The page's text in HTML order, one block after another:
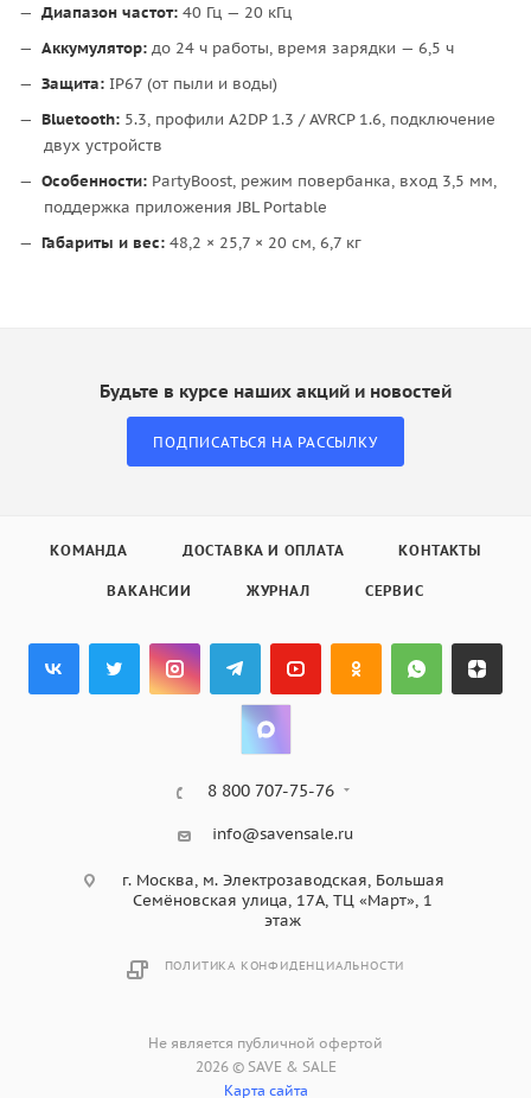
Диапазон частот: 40 Гц — 20 кГц
Аккумулятор: до 24 ч работы, время зарядки — 6,5 ч
Защита: IP67 (от пыли и воды)
Bluetooth: 5.3, профили A2DP 1.3 / AVRCP 1.6, подключение
двух устройств
Особенности: PartyBoost, режим повербанка, вход 3,5 мм,
поддержка приложения JBL Portable
Габариты и вес: 48,2 × 25,7 × 20 см, 6,7 кг
Будьте в курсе наших акций и новостей
ПОДПИСАТЬСЯ НА РАССЫЛКУ
КОМАНДА ДОСТАВКА И ОПЛАТА КОНТАКТЫ
ВАКАНСИИ ЖУРНАЛ СЕРВИС
8 800 707-75-76
info@savensale.ru
г. Москва, м. Электрозаводская, Большая
Семёновская улица, 17А, ТЦ «Март», 1
этаж
ПОЛИТИКА КОНФИДЕНЦИАЛЬНОСТИ
Не является публичной офертой
2026 © SAVE & SALE
Карта сайта